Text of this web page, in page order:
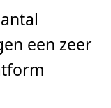
een zeer